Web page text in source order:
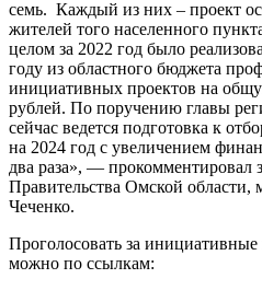
семь. Каждый из них – проект
жителей того населенного
целом за 2022 год было
году из областного бюджета
инициативных проектов на
рублей. По поручению главы
сейчас ведется подготовка к
на 2024 год с увеличением
два раза», — прокомментировал
Правительства Омской
Чеченко.
Проголосовать за
можно по ссылкам: